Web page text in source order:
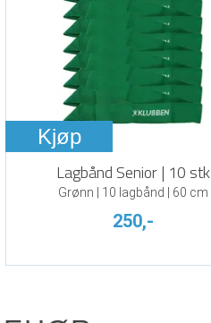
Kjøp
Lagbånd Senior | 10 stk
Grønn | 10 lagbånd | 60 cm
250,-